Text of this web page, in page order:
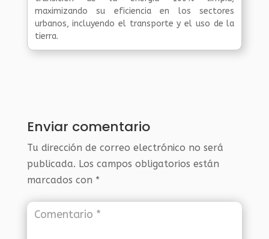
maximizando su eficiencia en los sectores
urbanos, incluyendo el transporte y el uso de la
tierra.
Enviar comentario
Tu dirección de correo electrónico no será
publicada. Los campos obligatorios están
marcados con *